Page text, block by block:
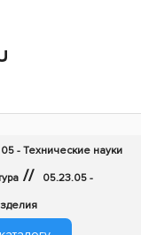
05 - Технические науки
// 05.23.05 -